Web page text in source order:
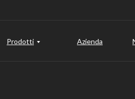
Prodotti Azienda